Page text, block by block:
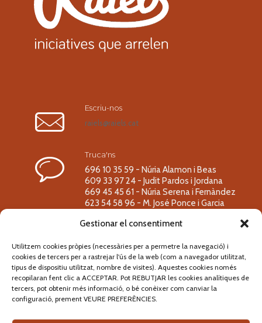
Gestionar el consentiment
Utilitzem cookies pròpies (necessàries per a permetre la navegació) i
cookies de tercers per a rastrejar l'ús de la web (com a navegador utilitzat,
tipus de dispositiu utilitzat, nombre de visites). Aquestes cookies només
recopilaran fent clic a ACCEPTAR. Pot REBUTJAR les cookies analítiques de
tercers, pot obtenir més informació, o bé conèixer com canviar la
configuració, prement VEURE PREFERÈNCIES.
Escriu-nos
raiels@raiels.cat
Truca'ns
696 10 35 59 - Núria Alamon i Beas
609 33 97 24 - Judit Pardos i Jordana
669 45 45 61 - Núria Serena i Fernàndez
623 54 58 96 - M. José Ponce i Garcia
Segueix-nos!